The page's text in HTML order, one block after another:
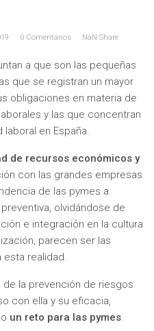
0 Comentarios NaN Share
a que son las pequeñas
que se registran un mayor
obligaciones en materia de
y las que concentran
laboral en España.
de recursos económicos y
con las grandes empresas
de las pymes a
olvidándose de
e integración en la cultura
parecen ser las
esta realidad.
la prevención de riesgos
con ella y su eficacia,
un reto para las pymes.